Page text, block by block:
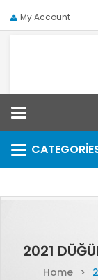
My Account
2021
Home >